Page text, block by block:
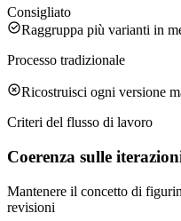
Consigliato
Raggruppa più varianti in
Processo tradizionale
Ricostruisci ogni versione
Criteri del flusso di lavoro
Coerenza sulle
Mantenere il concetto di
revisioni